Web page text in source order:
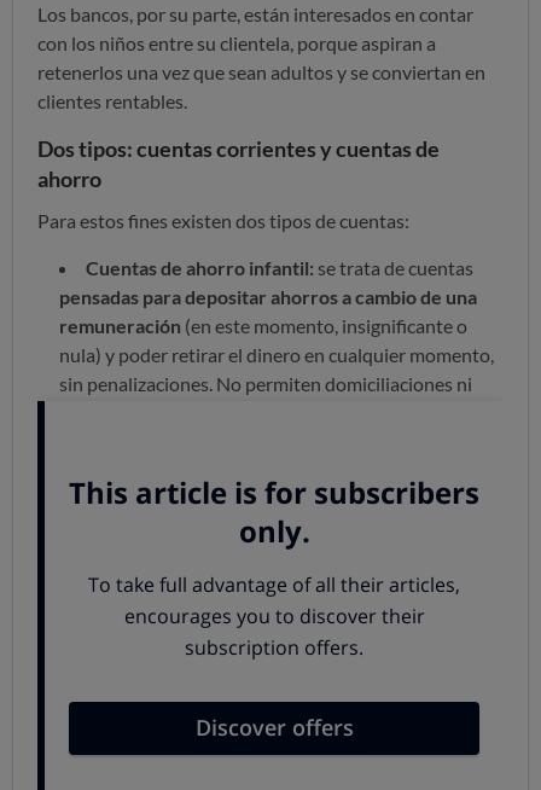
Los bancos, por su parte, están interesados en contar
con los niños entre su clientela, porque aspiran a
retenerlos una vez que sean adultos y se conviertan en
clientes rentables.
Dos tipos: cuentas corrientes y cuentas de
ahorro
Para estos fines existen dos tipos de cuentas:
Cuentas de ahorro infantil: se trata de cuentas
pensadas para depositar ahorros a cambio de una
remuneración (en este momento, insignificante o
nula) y poder retirar el dinero en cualquier momento,
sin penalizaciones. No permiten domiciliaciones ni
corrientes ordinarias y plenamente operativas, que
permiten realizar transferencias, domiciliar pagos y,
casi siempre, disponer de tarjeta de débito a partir de
¿Cómo son las cuentas para
Gratuitas al principio, con comisiones al crecer
Las cuentas destinadas a menores suelen ir cambiando